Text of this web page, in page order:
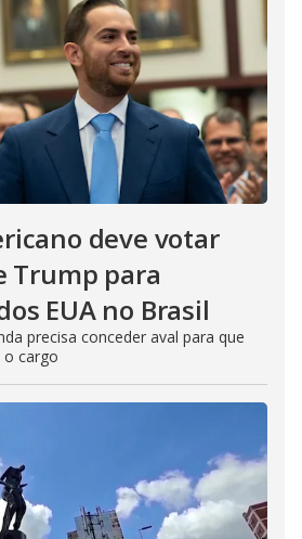
deve votar
Trump para
EUA no Brasil
precisa conceder aval para que
o cargo